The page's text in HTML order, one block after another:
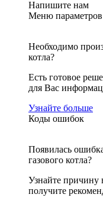
Напишите нам
Меню параметров
Необходимо
котла?
Есть готовое
для Вас
Узнайте больше
Коды ошибок
Появилась
газового котла?
Узнайте причину
получите